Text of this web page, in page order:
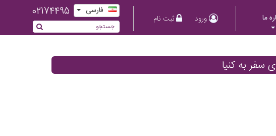
ما ورود ثبت نام
فارسی 02174495
سفر به کنیا